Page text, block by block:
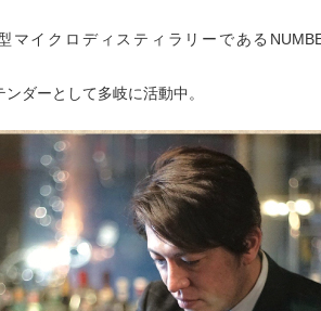
マイクロディスティラリーである
ダーとして多岐に活動中。